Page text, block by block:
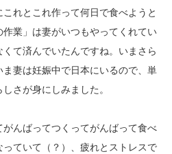
れとこれ作って何日で食べようと
業」は妻がいつもやってくれてい
て済んでいたんですね。いまさら
妻は妊娠中で日本にいるので、単
さが身にしみました。
んばってつくってがんばって食べ
ていて（？）、疲れとストレスで